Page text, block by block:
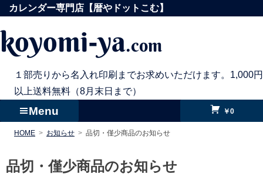
テ
キ
カレンダー専門店【暦やドットこむ】
koyomi-ya.com
１部売りから名入れ印刷までお求めいただけます。1,000円
以上送料無料（8月末日まで）
Menu ￥0
HOME お知らせ 品切・僅少商品のお知らせ
品切・僅少商品のお知らせ